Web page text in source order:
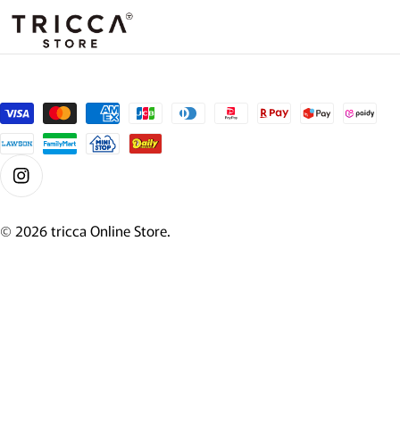
支払い方法
Instagram
© 2026tricca Online Store.